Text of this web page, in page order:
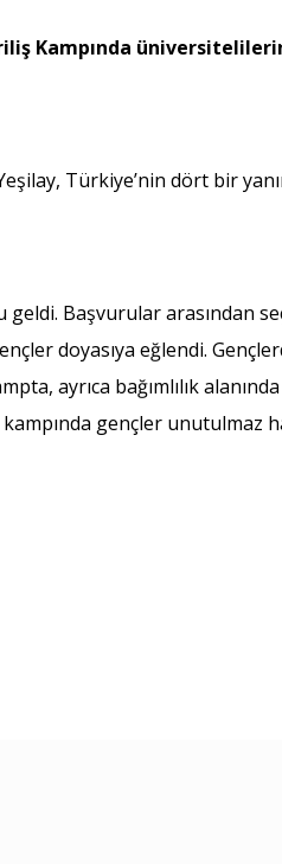
Kampında üniversitelilerin
Türkiye’nin dört bir
Başvurular arasından
doyasıya eğlendi.
ayrıca bağımlılık
gençler unutulmaz